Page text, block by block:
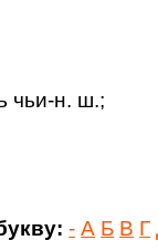
чьи-н. ш.;
- А Б В Г